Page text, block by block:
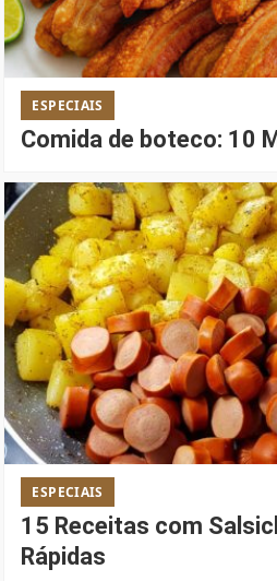
ESPECIAIS
Comida de boteco: 10
ESPECIAIS
15 Receitas com
Rápidas